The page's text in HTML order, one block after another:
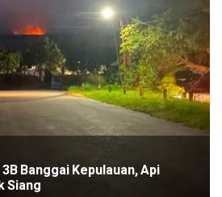
Banggai Kepulauan, Api
Siang